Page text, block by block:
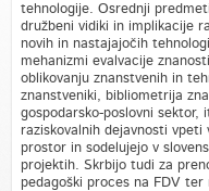
tehnologije. Osrednji
družbeni vidiki in implikacije
novih in nastajajočih
mehanizmi evalvacije
oblikovanju znanstvenih in
znanstveniki, bibliometrija
gospodarsko-poslovni
raziskovalnih dejavnosti vpeti
prostor in sodelujejo v
projektih. Skrbijo tudi za
pedagoški proces na FDV